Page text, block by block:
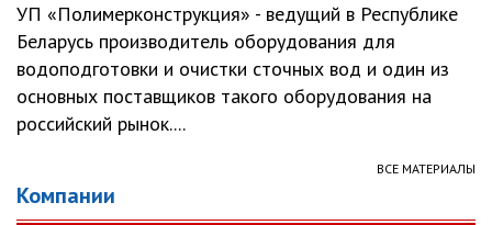
УП «Полимерконструкция» - ведущий в Республике
Беларусь производитель оборудования для
водоподготовки и очистки сточных вод и один из
основных поставщиков такого оборудования на
российский рынок....
ВСЕ МАТЕРИАЛЫ
Компании